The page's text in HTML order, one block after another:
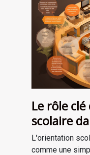
Le rôle
scolaire
L'orientation
comme une